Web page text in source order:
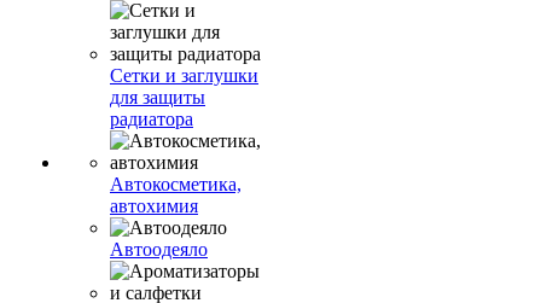
Сетки и заглушки
для защиты
радиатора
Автокосметика,
автохимия
Автоодеяло